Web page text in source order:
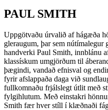
PAUL SMITH
Uppgötvaðu úrvalið af hágæða
gleraugum, þar sem
handverki Paul Smith, innblánu
klassískum umgjörðum til
þægindi, vandað efnisval og
fyrir afslappaða daga við
fullkomnaðu frjálslegt útlit með
fylgihlutum. Með einstakri
Smith fær hver stíll í klæðnaði